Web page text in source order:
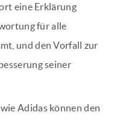
eine Erklärung
für alle
und den Vorfall zur
seiner
Adidas können den